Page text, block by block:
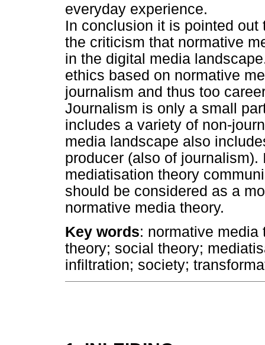
everyday experience.
In conclusion it is pointed
the criticism that normative
in the digital media
ethics based on normative
journalism and thus too
Journalism is only a small
includes a variety of non-
media landscape also
producer (also of
mediatisation theory
should be considered as a
normative media theory.
Key words: normative media
theory; social theory;
infiltration; society;